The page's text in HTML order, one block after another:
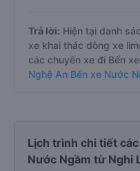
Trả lời: Hiện tại danh
xe khai thác dòng xe
các chuyến xe đi Bến
Nghệ An Bến xe Nước
Lịch trình chi tiết
Nước Ngầm từ Nghi